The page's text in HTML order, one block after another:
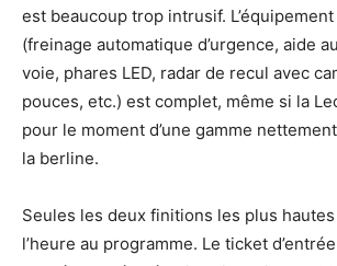
est beaucoup trop intrusif.
(freinage automatique d’urgence, aide
voie, phares LED, radar de recul avec
pouces, etc.) est complet, même si la
pour le moment d’une gamme
la berline.
Seules les deux finitions les plus
l’heure au programme. Le ticket